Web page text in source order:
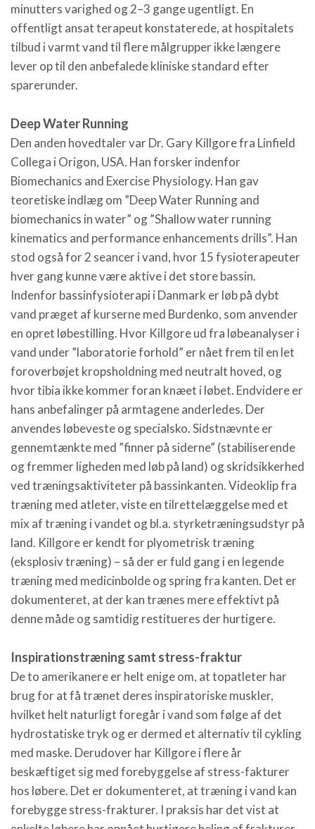
minutters varighed og 2–3 gange ugentligt. En
offentligt ansat terapeut konstaterede, at hospitalets
tilbud i varmt vand til flere målgrupper ikke længere
lever op til den anbefalede kliniske standard efter
sparerunder.
Deep Water Running
Den anden hovedtaler var Dr. Gary Killgore fra Linfield
Collega i Origon, USA. Han forsker indenfor
Biomechanics and Exercise Physiology. Han gav
teoretiske indlæg om ”Deep Water Running and
biomechanics in water” og ”Shallow water running
kinematics and performance enhancements drills”. Han
stod også for 2 seancer i vand, hvor 15 fysioterapeuter
hver gang kunne være aktive i det store bassin.
Indenfor bassinfysioterapi i Danmark er løb på dybt
vand præget af kurserne med Burdenko, som anvender
en opret løbestilling. Hvor Killgore ud fra løbeanalyser i
vand under ”laboratorie forhold” er nået frem til en let
foroverbøjet kropsholdning med neutralt hoved, og
hvor tibia ikke kommer foran knæet i løbet. Endvidere er
hans anbefalinger på armtagene anderledes. Der
anvendes løbeveste og specialsko. Sidstnævnte er
gennemtænkte med ”finner på siderne” (stabiliserende
og fremmer ligheden med løb på land) og skridsikkerhed
ved træningsaktiviteter på bassinkanten. Videoklip fra
træning med atleter, viste en tilrettelæggelse med et
mix af træning i vandet og bl.a. styrketræningsudstyr på
land. Killgore er kendt for plyometrisk træning
(eksplosiv træning) – så der er fuld gang i en legende
træning med medicinbolde og spring fra kanten. Det er
dokumenteret, at der kan trænes mere effektivt på
denne måde og samtidig restitueres der hurtigere.
Inspirationstræning samt stress-fraktur
De to amerikanere er helt enige om, at topatleter har
brug for at få trænet deres inspiratoriske muskler,
hvilket helt naturligt foregår i vand som følge af det
hydrostatiske tryk og er dermed et alternativ til cykling
med maske. Derudover har Killgore i flere år
beskæftiget sig med forebyggelse af stress-fakturer
hos løbere. Det er dokumenteret, at træning i vand kan
forebygge stress-frakturer. I praksis har det vist at